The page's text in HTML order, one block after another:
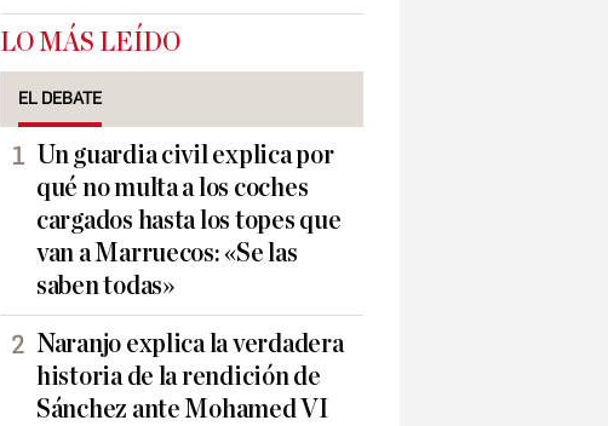
LO MÁS LEÍDO
EL DEBATE
Un guardia civil explica por
qué no multa a los coches
cargados hasta los topes que
van a Marruecos: «Se las
saben todas»
Naranjo explica la verdadera
historia de la rendición de
Sánchez ante Mohamed VI